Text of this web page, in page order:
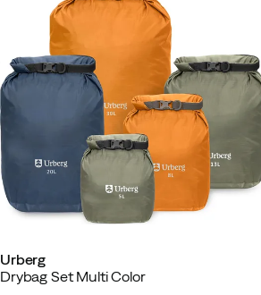
Urberg
Drybag Set Multi Color